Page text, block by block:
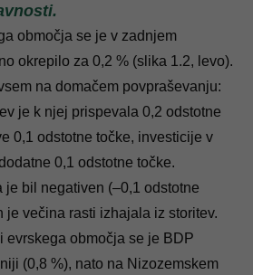
območja se je v zadnjem
okrepilo za 0,2 % (slika 1.2, levo).
na domačem povpraševanju:
je k njej prispevala 0,2 odstotne
0,1 odstotne točke, investicije v
0,1 odstotne točke.
je bil negativen (–0,1 odstotne
je večina rasti izhajala iz storitev.
evrskega območja se je BDP
(0,8 %), nato na Nizozemskem